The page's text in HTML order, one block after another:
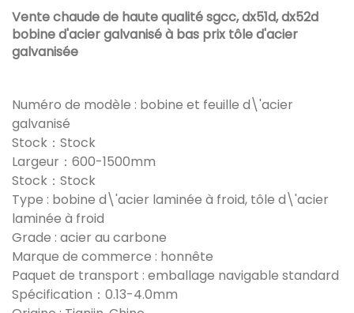
Vente chaude de haute qualité sgcc, dx51d, dx52d
bobine d'acier galvanisé à bas prix tôle d'acier
galvanisée
Numéro de modèle : bobine et feuille d\'acier
galvanisé
Stock：Stock
Largeur：600-1500mm
Stock：Stock
Type : bobine d\'acier laminée à froid, tôle d\'acier
laminée à froid
Grade : acier au carbone
Marque de commerce : honnête
Paquet de transport : emballage navigable standard
Spécification：0.13-4.0mm